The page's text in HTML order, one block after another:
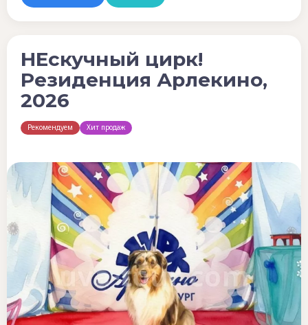
НЕскучный цирк!
Резиденция Арлекино,
2026
Рекомендуем Хит продаж